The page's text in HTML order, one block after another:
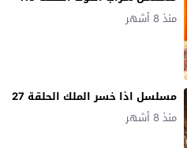
منذ 8 أشهر
مسلسل اذا خسر الملك الحلقة 27
منذ 8 أشهر